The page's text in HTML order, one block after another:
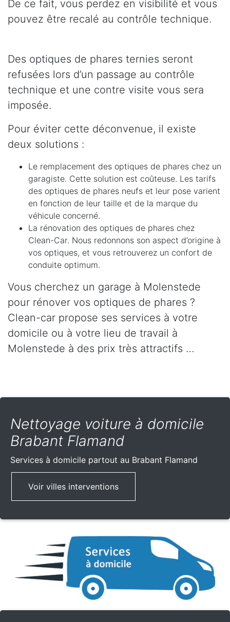
De ce fait, vous perdez en visibilité et vous
pouvez être recalé au contrôle technique.
Des optiques de phares ternies seront
refusées lors d’un passage au contrôle
technique et une contre visite vous sera
imposée.
Pour éviter cette déconvenue, il existe
deux solutions :
Le remplacement des optiques de phares chez un
garagiste. Cette solution est coûteuse. Les tarifs
des optiques de phares neufs et leur pose varient
en fonction de leur taille et de la marque du
véhicule concerné.
La rénovation des optiques de phares chez
Clean-Car. Nous redonnons son aspect d’origine à
vos optiques, et vous retrouverez un confort de
conduite optimum.
Vous cherchez un garage à Molenstede
pour rénover vos optiques de phares ?
Clean-car propose ses services à votre
domicile ou à votre lieu de travail à
Molenstede à des prix très attractifs …
Nettoyage voiture à domicile
Brabant Flamand
Services à domicile partout au Brabant Flamand
Voir villes interventions